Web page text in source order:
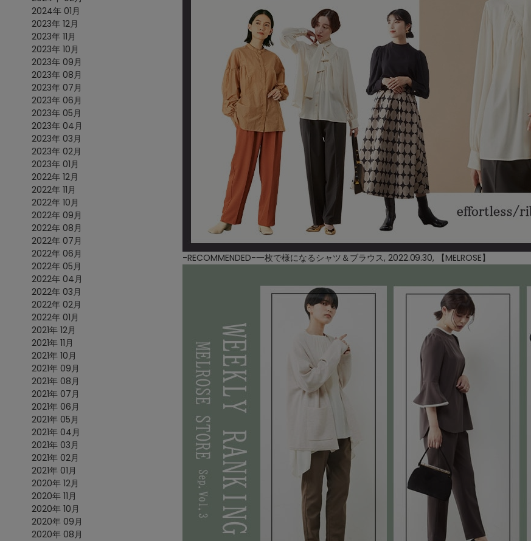
2024年 01月
2023年 12月
2023年 11月
2023年 10月
2023年 09月
2023年 08月
2023年 07月
2023年 06月
2023年 05月
2023年 04月
2023年 03月
2023年 02月
2023年 01月
2022年 12月
2022年 11月
2022年 10月
2022年 09月
2022年 08月
2022年 07月
2022年 06月
2022年 05月
2022年 04月
2022年 03月
2022年 02月
2022年 01月
2021年 12月
2021年 11月
2021年 10月
2021年 09月
2021年 08月
2021年 07月
2021年 06月
2021年 05月
2021年 04月
2021年 03月
2021年 02月
2021年 01月
2020年 12月
2020年 11月
2020年 10月
2020年 09月
2020年 08月
-RECOMMENDED-一枚で様になるシャツ＆ブラウス, 2022.09.30, 【MELROSE】